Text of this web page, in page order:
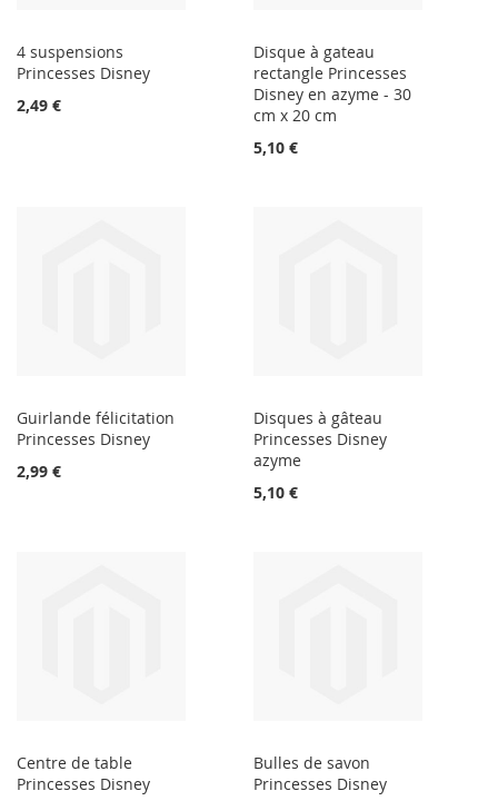
4 suspensions
Princesses Disney
2,49 €
Disque à gateau
rectangle Princesses
Disney en azyme - 30
cm x 20 cm
5,10 €
Guirlande félicitation
Princesses Disney
2,99 €
Disques à gâteau
Princesses Disney
azyme
5,10 €
Centre de table
Princesses Disney
Bulles de savon
Princesses Disney